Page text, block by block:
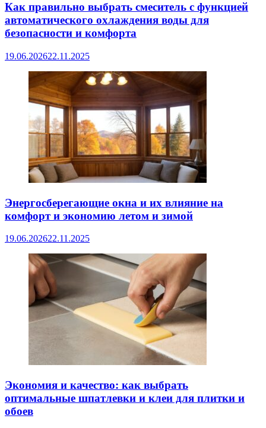
Как правильно выбрать смеситель с функцией
автоматического охлаждения воды для
безопасности и комфорта
19.06.202622.11.2025
Энергосберегающие окна и их влияние на
комфорт и экономию летом и зимой
19.06.202622.11.2025
Экономия и качество: как выбрать
оптимальные шпатлевки и клеи для плитки и
обоев